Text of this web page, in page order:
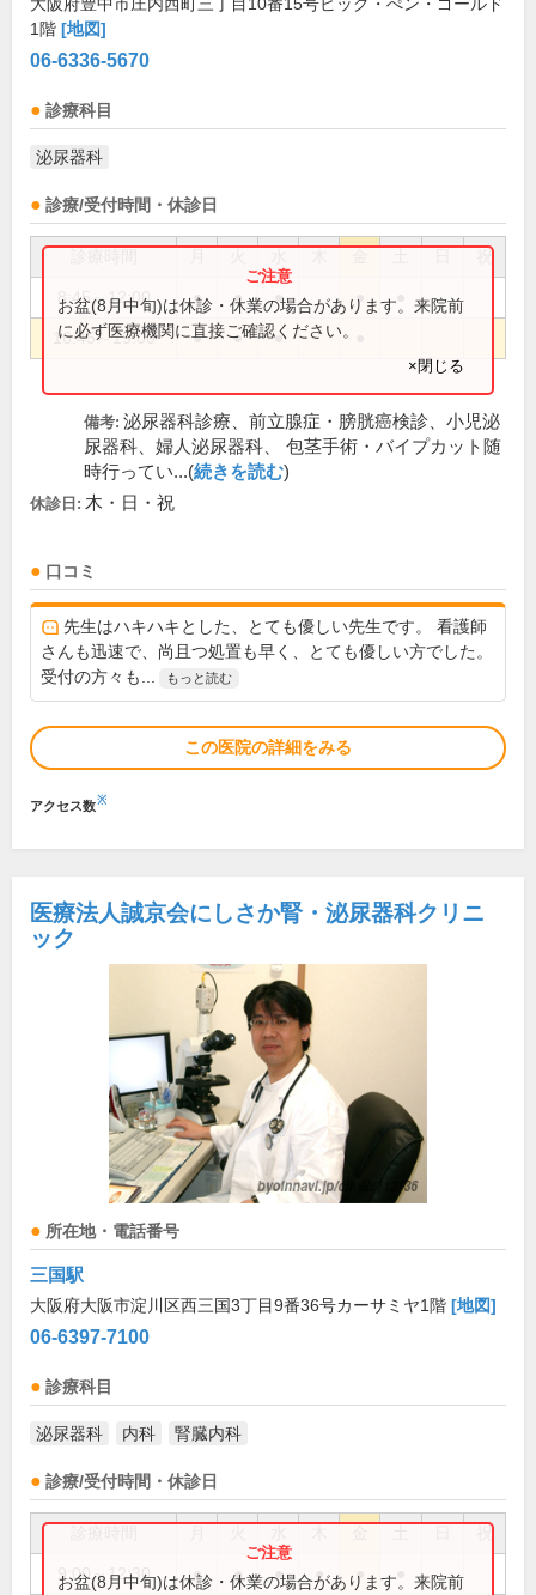
1階 [地図]
06-6336-5670
診療科目
泌尿器科
診療/受付時間・休診日
祝
8:45～12:00 ● ● ● ●
16:45～19:00 ● ● ●
お盆(8月中旬)は休診・休業の場合があります。来院前
に必ず医療機関に直接ご確認ください。
×閉じる
備考: 泌尿器科診療、前立腺症・膀胱癌検診、小児泌
尿器科、婦人泌尿器科、 包茎手術・バイプカット随
時行ってい...(続きを読む)
休診日: 木・日・祝
口コミ
先生はハキハキとした、とても優しい先生です。 看護師
さんも迅速で、尚且つ処置も早く、とても優しい方でした。
受付の方々も...
もっと読む
この医院の詳細をみる
アクセス数※
医療法人誠京会にしさか腎・泌尿器科クリニ
ック
所在地・電話番号
三国駅
大阪府大阪市淀川区西三国3丁目9番36号カーサミヤ1階 [地図]
06-6397-7100
診療科目
泌尿器科 内科 腎臓内科
診療/受付時間・休診日
祝
9:00～12:30 ● ● ● ● ●
お盆(8月中旬)は休診・休業の場合があります。来院前